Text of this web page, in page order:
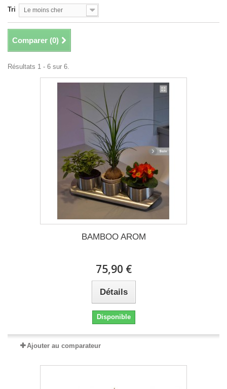
Tri Le moins cher
Comparer (0)
Résultats 1 - 6 sur 6.
BAMBOO AROM
75,90 €
Détails
Disponible
Ajouter au comparateur